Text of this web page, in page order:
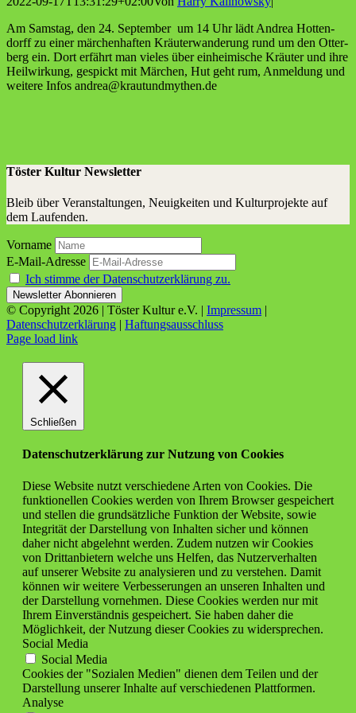
Am Sams­tag, den 24. Sep­tem­ber um 14 Uhr lädt Andrea Hot­ten­
dorff zu einer mär­chen­haf­ten Kräu­t­er­wan­de­rung rund um den Otter­
berg ein. Dort erfährt man vie­les über ein­hei­mi­sche Kräu­ter und ihre
Heil­wir­kung, gespickt mit Mär­chen, Hut geht rum, Anmel­dung und
wei­te­re Infos andrea@krautundmythen.de
Töster Kultur Newsletter
Bleib über Veranstaltungen, Neuigkeiten und Kulturprojekte auf
dem Laufenden.
Vorname
E-Mail-Adresse
Ich stimme der Datenschutzerklärung zu.
© Copyright 2026 | Töster Kultur e.V. | Impressum |
Datenschutzerklärung | Haftungsausschluss
Facebook
X
Instagram
YouTube
Page load link
Schließen
Datenschutzerklärung zur Nutzung von Cookies
Diese Website nutzt verschiedene Arten von Cookies. Die
funktionellen Cookies werden von Ihrem Browser gespeichert
und stellen die grundsätzliche Funktion der Website, sowie
Integrität der Darstellung von Inhalten sicher und können
daher nicht abgelehnt werden. Zudem nutzen wir Cookies
von Drittanbietern welche uns Helfen, das Nutzerverhalten
auf unserer Website zu analysieren und zu verstehen. Damit
können wir weitere Verbesserungen an unseren Inhalten und
der Darstellung vornehmen. Diese Cookies werden nur mit
Ihrem Einverständnis gespeichert. Sie haben daher die
Möglichkeit, der Nutzung dieser Cookies zu widersprechen.
Social Media
Social Media
Cookies der "Sozialen Medien" dienen dem Teilen und der
Darstellung unserer Inhalte auf verschiedenen Plattformen.
Analyse